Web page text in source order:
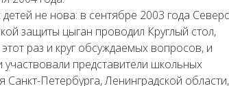
не нова: в сентябре 2003 года
защиты цыган проводил Круглый стол,
раз и круг обсуждаемых вопросов, и
участвовали представители школьных
Петербурга, Ленинградской области,